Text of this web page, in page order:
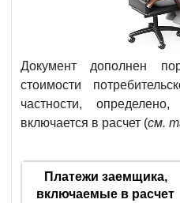
Документ дополнен
стоимости
частности,
включается в расчет (см.
Платежи заемщика,
включаемые в расчет